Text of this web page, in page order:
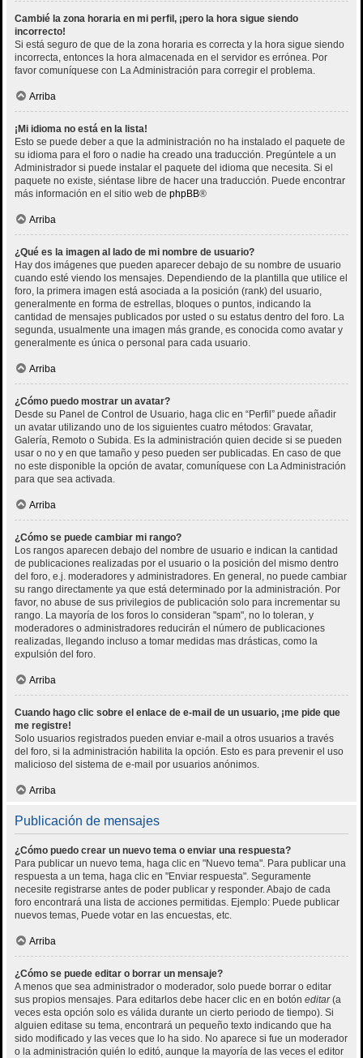
Cambié la zona horaria en mi perfil, ¡pero la hora sigue siendo
incorrecto!
Si está seguro de que de la zona horaria es correcta y la hora sigue siendo
incorrecta, entonces la hora almacenada en el servidor es errónea. Por
favor comuníquese con La Administración para corregir el problema.
Arriba
¡Mi idioma no está en la lista!
Esto se puede deber a que la administración no ha instalado el paquete de
su idioma para el foro o nadie ha creado una traducción. Pregúntele a un
Administrador si puede instalar el paquete del idioma que necesita. Si el
paquete no existe, siéntase libre de hacer una traducción. Puede encontrar
más información en el sitio web de phpBB®
Arriba
¿Qué es la imagen al lado de mi nombre de usuario?
Hay dos imágenes que pueden aparecer debajo de su nombre de usuario
cuando esté viendo los mensajes. Dependiendo de la plantilla que utilice el
foro, la primera imagen está asociada a la posición (rank) del usuario,
generalmente en forma de estrellas, bloques o puntos, indicando la
cantidad de mensajes publicados por usted o su estatus dentro del foro. La
segunda, usualmente una imagen más grande, es conocida como avatar y
generalmente es única o personal para cada usuario.
Arriba
¿Cómo puedo mostrar un avatar?
Desde su Panel de Control de Usuario, haga clic en “Perfil” puede añadir
un avatar utilizando uno de los siguientes cuatro métodos: Gravatar,
Galería, Remoto o Subida. Es la administración quien decide si se pueden
usar o no y en que tamaño y peso pueden ser publicadas. En caso de que
no este disponible la opción de avatar, comuníquese con La Administración
para que sea activada.
Arriba
¿Cómo se puede cambiar mi rango?
Los rangos aparecen debajo del nombre de usuario e indican la cantidad
de publicaciones realizadas por el usuario o la posición del mismo dentro
del foro, e.j. moderadores y administradores. En general, no puede cambiar
su rango directamente ya que está determinado por la administración. Por
favor, no abuse de sus privilegios de publicación solo para incrementar su
rango. La mayoría de los foros lo consideran "spam", no lo toleran, y
moderadores o administradores reducirán el número de publicaciones
realizadas, llegando incluso a tomar medidas mas drásticas, como la
expulsión del foro.
Arriba
Cuando hago clic sobre el enlace de e-mail de un usuario, ¡me pide que
me registre!
Solo usuarios registrados pueden enviar e-mail a otros usuarios a través
del foro, si la administración habilita la opción. Esto es para prevenir el uso
malicioso del sistema de e-mail por usuarios anónimos.
Arriba
Publicación de mensajes
¿Cómo puedo crear un nuevo tema o enviar una respuesta?
Para publicar un nuevo tema, haga clic en "Nuevo tema". Para publicar una
respuesta a un tema, haga clic en "Enviar respuesta". Seguramente
necesite registrarse antes de poder publicar y responder. Abajo de cada
foro encontrará una lista de acciones permitidas. Ejemplo: Puede publicar
nuevos temas, Puede votar en las encuestas, etc.
Arriba
¿Cómo se puede editar o borrar un mensaje?
A menos que sea administrador o moderador, solo puede borrar o editar
sus propios mensajes. Para editarlos debe hacer clic en en botón editar(a
veces esta opción solo es válida durante un cierto periodo de tiempo). Si
alguien editase su tema, encontrará un pequeño texto indicando que ha
sido modificado y las veces que lo ha sido. No aparece si fue un moderador
o la administración quién lo editó, aunque la mayoría de las veces el editor